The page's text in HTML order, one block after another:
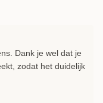
Dank je wel dat je
zodat het duidelijk